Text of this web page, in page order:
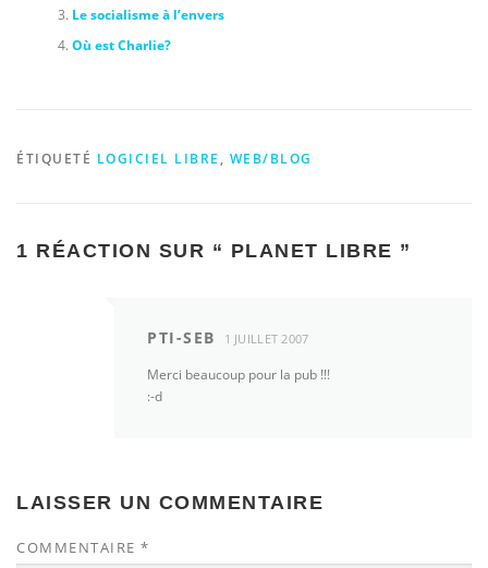
Le socialisme à l’envers
Où est Charlie?
ÉTIQUETÉ LOGICIEL LIBRE , WEB/BLOG
1 RÉACTION SUR “ PLANET LIBRE ”
PTI-SEB 1 JUILLET 2007
Merci beaucoup pour la pub !!!
:-d
LAISSER UN COMMENTAIRE
COMMENTAIRE *